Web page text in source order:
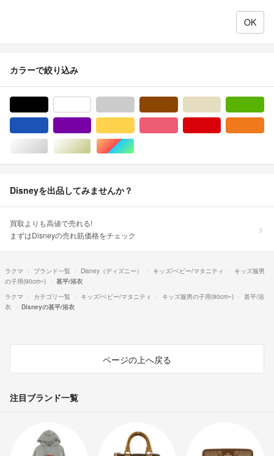
カラーで絞り込み
シルバー/銀色系ゴールド/金色系マルチカラー
Disneyを出品してみませんか？
買取よりも高値で売れる!
まずはDisneyの売れ筋価格をチェック
ラクマ ブランド一覧 Disney（ディズニー） キッズ/ベビー/マタニティ
キッズ服男
の子用(90cm~)
甚平/浴衣
ラクマ
カテゴリ一覧 キッズ/ベビー/マタニティ キッズ服男の子用(90cm~)
甚平/浴
衣
Disneyの甚平/浴衣
ページの上へ戻る
注目ブランド一覧